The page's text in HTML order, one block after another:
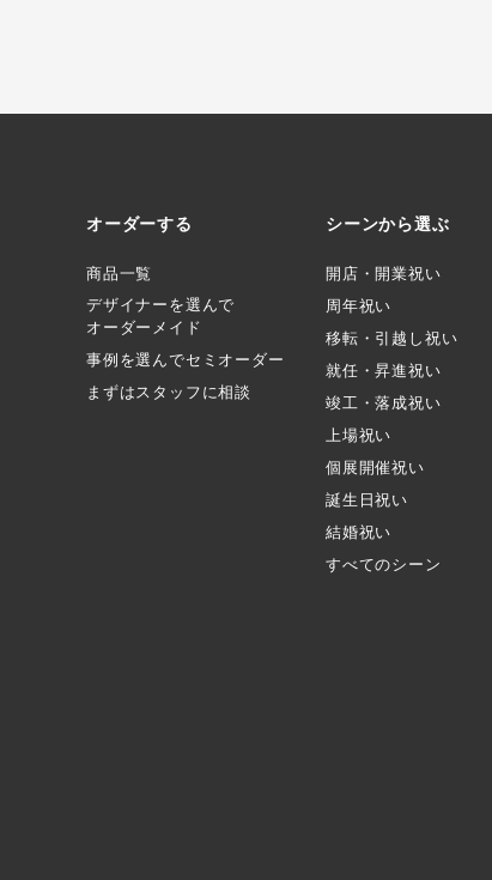
オーダーする
商品一覧
デザイナーを選んで
オーダーメイド
事例を選んでセミオーダー
まずはスタッフに相談
シーンから選ぶ
開店・開業祝い
周年祝い
移転・引越し祝い
就任・昇進祝い
竣工・落成祝い
上場祝い
個展開催祝い
誕生日祝い
結婚祝い
すべてのシーン